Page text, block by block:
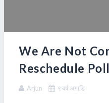
We Are Not
Reschedule
Arjun ९ वर्ष अगाडि